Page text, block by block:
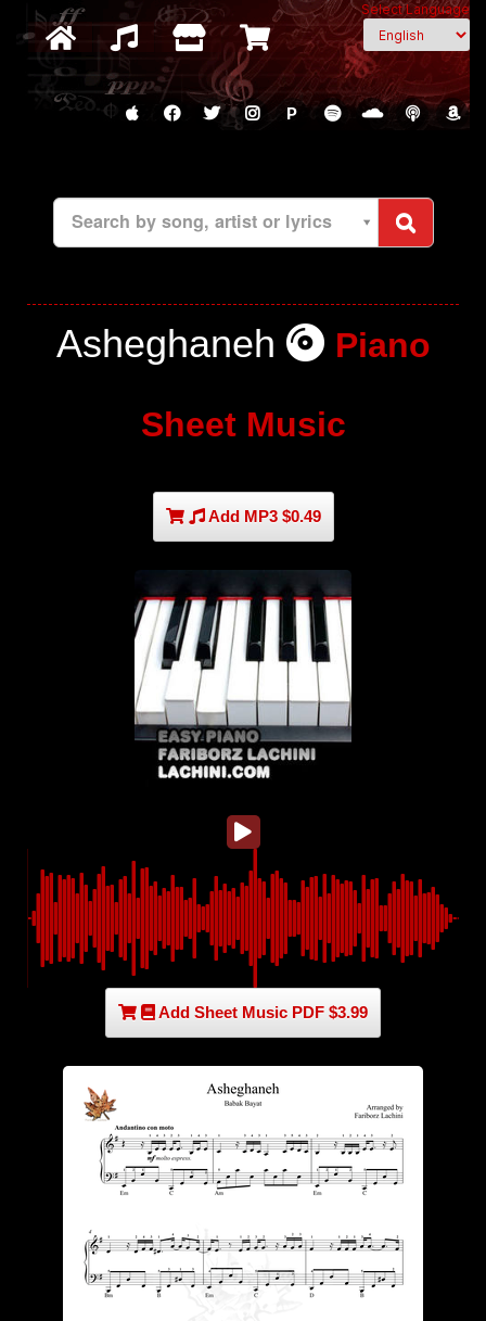
Select Language
P
Search by song, artist or lyrics
Asheghaneh Piano
Sheet Music
Add MP3 $0.49
Add Sheet Music PDF $3.99